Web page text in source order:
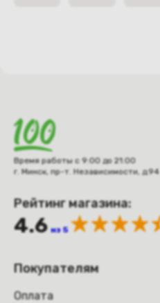
Время работы с 9:00 до 21:00
г. Минск, пр-т. Независимости, д.94
Рейтинг магазина:
4.6 из 5
Покупателям
Оплата